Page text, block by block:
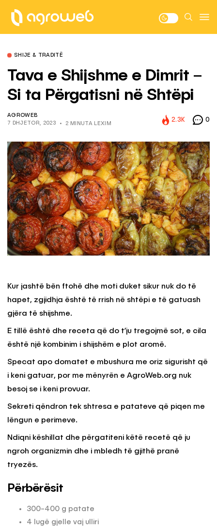
SHIJE & TRADITË
Tava e Shijshme e Dimrit –
Si ta Përgatisni në Shtëpi
AGROWEB
7 DHJETOR, 2023
2 MINUTA LEXIM
2.3K 0
Kur jashtë bën ftohë dhe moti duket sikur nuk do të
hapet, zgjidhja është të rrish në shtëpi e të gatuash
gjëra të shijshme.
E tillë është dhe receta që do t’ju tregojmë sot, e cila
është një kombinim i shijshëm e plot aromë.
Specat apo domatet e mbushura me oriz sigurisht që
i keni gatuar, por me mënyrën e AgroWeb.org nuk
besoj se i keni provuar.
Sekreti qëndron tek shtresa e patateve që piqen me
lëngun e perimeve.
Ndiqni këshillat dhe përgatiteni këtë recetë që ju
ngroh organizmin dhe i mbledh të gjithë pranë
tryezës.
Përbërësit
300-400 g patate
4 lugë gjelle vaj ulliri